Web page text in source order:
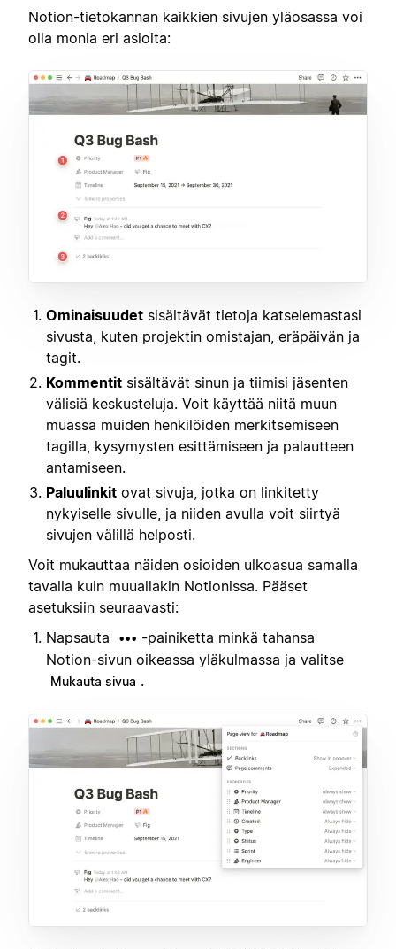
Notion-tietokannan kaikkien sivujen yläosassa voi
olla monia eri asioita:
Ominaisuudet sisältävät tietoja katselemastasi
sivusta, kuten projektin omistajan, eräpäivän ja
tagit.
Kommentit sisältävät sinun ja tiimisi jäsenten
välisiä keskusteluja. Voit käyttää niitä muun
muassa muiden henkilöiden merkitsemiseen
tagilla, kysymysten esittämiseen ja palautteen
antamiseen.
Paluulinkit ovat sivuja, jotka on linkitetty
nykyiselle sivulle, ja niiden avulla voit siirtyä
sivujen välillä helposti.
Voit mukauttaa näiden osioiden ulkoasua samalla
tavalla kuin muuallakin Notionissa. Pääset
asetuksiin seuraavasti:
Napsauta
••• -painiketta minkä tahansa
Notion-sivun oikeassa yläkulmassa ja valitse
Mukauta sivua .